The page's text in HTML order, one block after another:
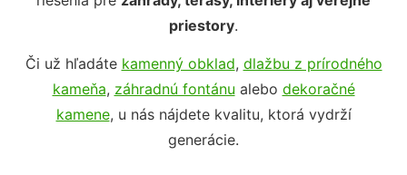
priestory.
Či už hľadáte kamenný obklad, dlažbu z prírodného
kameňa, záhradnú fontánu alebo dekoračné
kamene, u nás nájdete kvalitu, ktorá vydrží
generácie.